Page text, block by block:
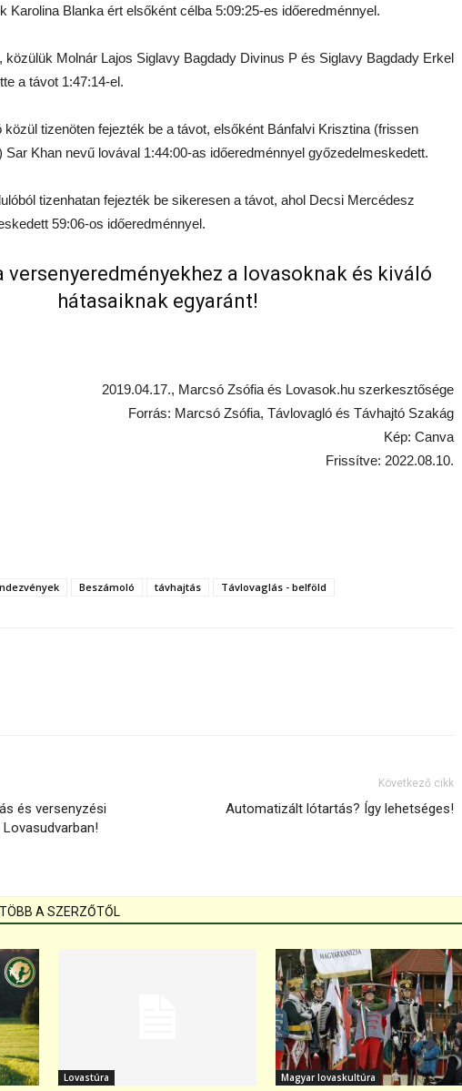
Karolina Blanka ért elsőként célba 5:09:25-es időeredménnyel.
közülük Molnár Lajos Siglavy Bagdady Divinus P és Siglavy Bagdady Erkel
a távot 1:47:14-el.
közül tizenöten fejezték be a távot, elsőként Bánfalvi Krisztina (frissen
Sar Khan nevű lovával 1:44:00-as időeredménnyel győzedelmeskedett.
tizenhatan fejezték be sikeresen a távot, ahol Decsi Mercédesz
59:06-os időeredménnyel.
versenyeredményekhez a lovasoknak és kiváló
hátasaiknak egyaránt!
2019.04.17., Marcsó Zsófia és Lovasok.hu szerkesztősége
Forrás: Marcsó Zsófia, Távlovagló és Távhajtó Szakág
Kép: Canva
Frissítve: 2022.08.10.
Beszámoló távhajtás Távlovaglás - belföld
és versenyzési
Következő cikk
Automatizált lótartás? Így lehetséges!
TÖBB A SZERZŐTŐL
Lovastúra Magyar lovaskultúra